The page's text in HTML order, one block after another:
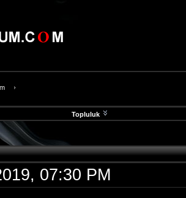
Topluluk
07:30 PM